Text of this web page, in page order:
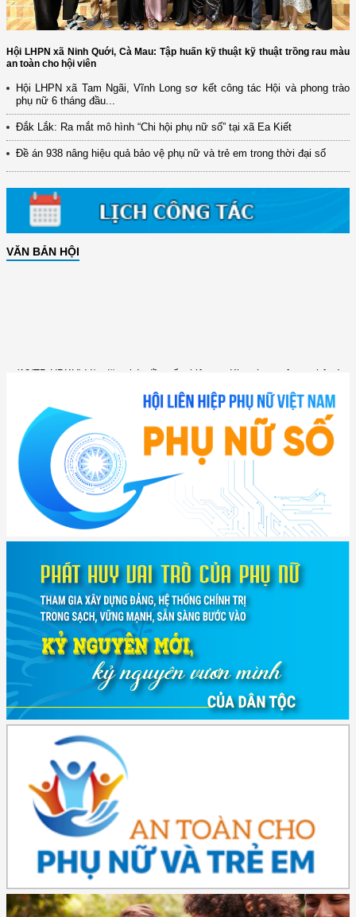
Hội LHPN xã Ninh Quới, Cà Mau: Tập huấn kỹ thuật kỹ thuật trồng rau màu
an toàn cho hội viên
Hội LHPN xã Tam Ngãi, Vĩnh Long sơ kết công tác Hội và phong trào
phụ nữ 6 tháng đầu...
Đắk Lắk: Ra mắt mô hình “Chi hội phụ nữ số” tại xã Ea Kiết
Đề án 938 nâng hiệu quả bảo vệ phụ nữ và trẻ em trong thời đại số
VĂN BẢN HỘI
(898/KH/ĐCT) Kế hoạch thực hiện Quyết định số 2415/QĐ-TTg ngày
31/10/2025 ...
(417/QĐ-BNNMT) Quyết định phê duyệt Chương trình mục tiêu quốc gia
xây dựng ...
(891/KH-ĐCT) Kế hoạch thực hiện Nghị quyết số 72-NQ/TW ngày
9/9/2025 của Bộ ...
(2415/QĐ-TTg) Quyết định về việc phê duyệt Đề án Hỗ trợ Phụ nữ khởi